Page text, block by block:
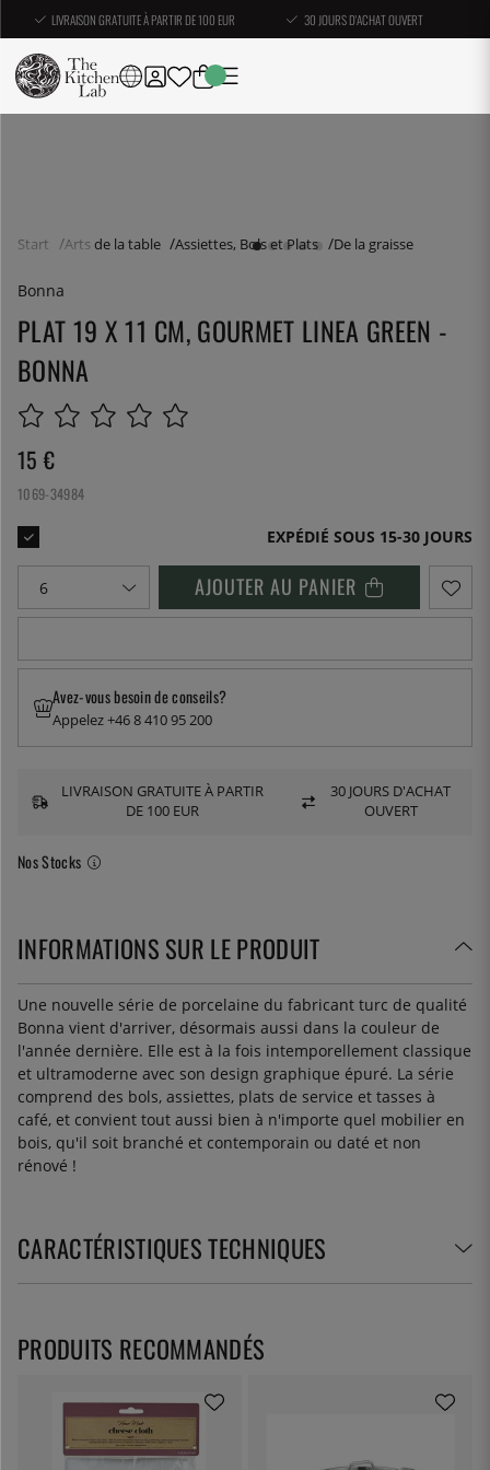
LIVRAISON GRATUITE À PARTIR DE 100 EUR 30 JOURS D'ACHAT OUVERT
Start Arts de la table Assiettes, Bols et Plats De la graisse
Bonna
PLAT 19 X 11 CM, GOURMET LINEA GREEN -
BONNA
15 €
1069-34984
EXPÉDIÉ SOUS 15-30 JOURS
AJOUTER AU PANIER
Nos Stocks
Avez-vous besoin de conseils?
Appelez +46 8 410 95 200
LIVRAISON GRATUITE À PARTIR
DE 100 EUR
30 JOURS D'ACHAT
OUVERT
INFORMATIONS SUR LE PRODUIT
Une nouvelle série de porcelaine du fabricant turc de qualité
Bonna vient d'arriver, désormais aussi dans la couleur de
l'année dernière. Elle est à la fois intemporellement classique
et ultramoderne avec son design graphique épuré. La série
comprend des bols, assiettes, plats de service et tasses à
café, et convient tout aussi bien à n'importe quel mobilier en
bois, qu'il soit branché et contemporain ou daté et non
rénové !
CARACTÉRISTIQUES TECHNIQUES
PRODUITS RECOMMANDÉS